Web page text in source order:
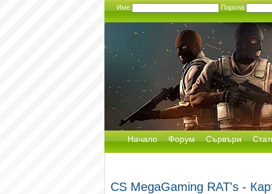
Име: Парола:
Начало Форум Сървъри
CS MegaGaming RAT's -